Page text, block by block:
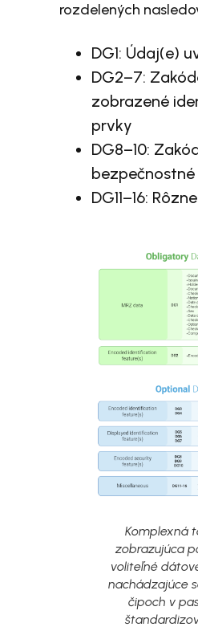
rozdelených
DG1: Údaj(e)
DG2–7:
zobrazené
prvky
DG8–10:
DG11–16: Rôzne
Komplexná
zobrazujúca
voliteľné
nachádzajúce
čipoch v